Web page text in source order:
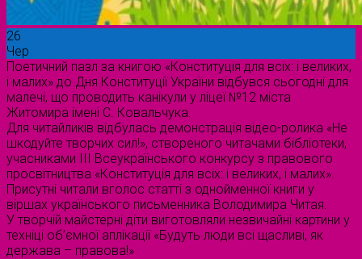
26
Чер
Поетичний пазл за книгою «Конституція для всіх: і великих,
і малих» до Дня Конституції України відбувся сьогодні для
малечі, що проводить канікули у ліцеї №12 міста
Житомира імені С. Ковальчука.
Для читайликів відбулась демонстрація відео-ролика «Не
шкодуйте творчих сил!», створеного читачами бібліотеки,
учасниками III Всеукраїнського конкурсу з правового
просвітництва «Конституція для всіх: і великих, і малих».
Присутні читали вголос статті з однойменної книги у
віршах українського письменника Володимира Читая.
У творчій майстерні діти виготовляли незвичайні картини у
техніці об’ємної аплікації «Будуть люди всі щасливі, як
держава – правова!»